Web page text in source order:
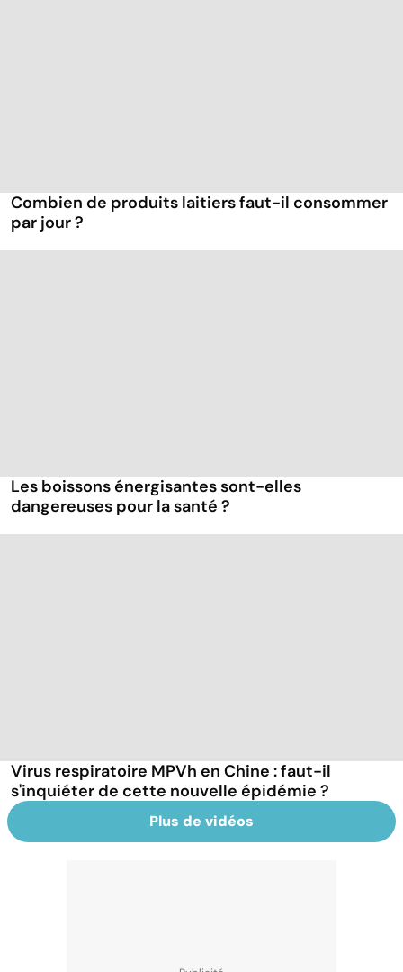
Combien de produits laitiers faut-il consommer
par jour ?
Les boissons énergisantes sont-elles
dangereuses pour la santé ?
Virus respiratoire MPVh en Chine : faut-il
s'inquiéter de cette nouvelle épidémie ?
Plus de vidéos